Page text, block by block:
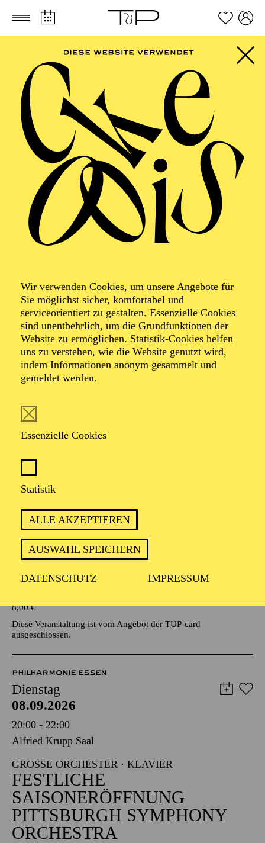
Zum Hauptinhalt springen Zum Footer springen
Wir verwenden Cookies, um unsere Angebote für
Sie möglichst sicher, komfortabel und
serviceorientiert zu gestalten. Essenzielle Cookies
sind unentbehrlich, um die Grundfunktionen der
Website zu ermöglichen. Statistik-Cookies helfen
uns zu verstehen, wie die Website genutzt wird,
indem Informationen anonym gesammelt und
gemeldet werden.
Essenzielle Cookies
Statistik
ALLE AKZEPTIEREN
AUSWAHL SPEICHERN
DATENSCHUTZ IMPRESSUM
FILTER
SEPTEMBER 2026
PHILHARMONIE ESSEN
Freitag
04.09.2026
20:00 - 23:00
Alfried Krupp Saal
Veranstalter: Theater-, Konzert- u. Gastspieldirektion OTTO
HOFNER GMBH
TICKETS
55,20 52,70€
Die Veranstaltung ist vom Angebot der TUPcard ausgeschlossen.
Samstag
05.09.2026
Grillo-Theater
BLICK AUF DEN IRAN –
STIMMEN ZUR AKTUELLEN
LAGE
Veranstalter: Eine Kooperationsveranstaltung mit der Stadt
Essen
8,00€
Diese Veranstaltung ist vom Angebot der TUP-card
ausgeschlossen.
PHILHARMONIE ESSEN
Dienstag
08.09.2026
20:00 - 22:00
Alfried Krupp Saal
GROSSE ORCHESTER · KLAVIER
FESTLICHE
SAISONERÖFFNUNG
PITTSBURGH SYMPHONY
ORCHESTRA